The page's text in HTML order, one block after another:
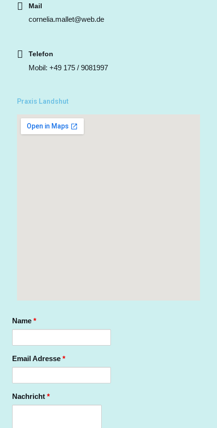
Mail
cornelia.mallet@web.de
Telefon
Mobil: +49 175 / 9081997
Praxis Landshut
Name *
Email Adresse *
Nachricht *